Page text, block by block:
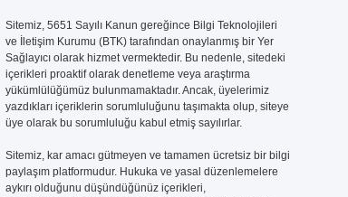
Sitemiz, 5651 Sayılı Kanun gereğince Bilgi Teknolojileri
ve İletişim Kurumu (BTK) tarafından onaylanmış bir Yer
Sağlayıcı olarak hizmet vermektedir. Bu nedenle, sitedeki
içerikleri proaktif olarak denetleme veya araştırma
yükümlülüğümüz bulunmamaktadır. Ancak, üyelerimiz
yazdıkları içeriklerin sorumluluğunu taşımakta olup, siteye
üye olarak bu sorumluluğu kabul etmiş sayılırlar.
Sitemiz, kar amacı gütmeyen ve tamamen ücretsiz bir bilgi
paylaşım platformudur. Hukuka ve yasal düzenlemelere
aykırı olduğunu düşündüğünüz içerikleri,